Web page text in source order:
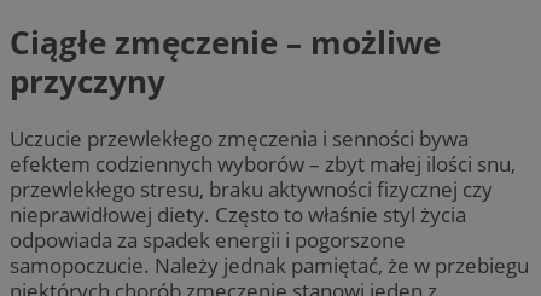
Ciągłe zmęczenie – możliwe
przyczyny
Uczucie przewlekłego zmęczenia i senności bywa
efektem codziennych wyborów – zbyt małej ilości snu,
przewlekłego stresu, braku aktywności fizycznej czy
nieprawidłowej diety. Często to właśnie styl życia
odpowiada za spadek energii i pogorszone
samopoczucie. Należy jednak pamiętać, że w przebiegu